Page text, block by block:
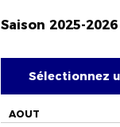
Saison 2025-2026
Sélectionnez
AOUT